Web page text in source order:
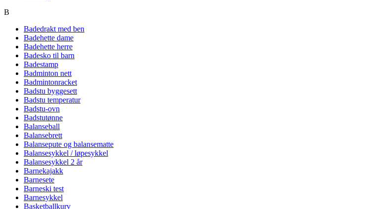
B
Badedrakt med ben
Badehette dame
Badehette herre
Badesko til barn
Badestamp
Badminton nett
Badmintonracket
Badstu byggesett
Badstu temperatur
Badstu-ovn
Badstutønne
Balanseball
Balansebrett
Balansepute og balansematte
Balansesykkel / løpesykkel
Balansesykkel 2 år
Barnekajakk
Barnesete
Barneski test
Barnesykkel
Basketballkurv